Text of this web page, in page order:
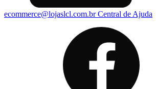
ecommerce@lojaslcl.com.brCentral de Ajuda